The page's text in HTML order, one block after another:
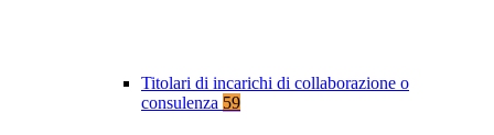
Titolari di incarichi di collaborazione o
consulenza 59